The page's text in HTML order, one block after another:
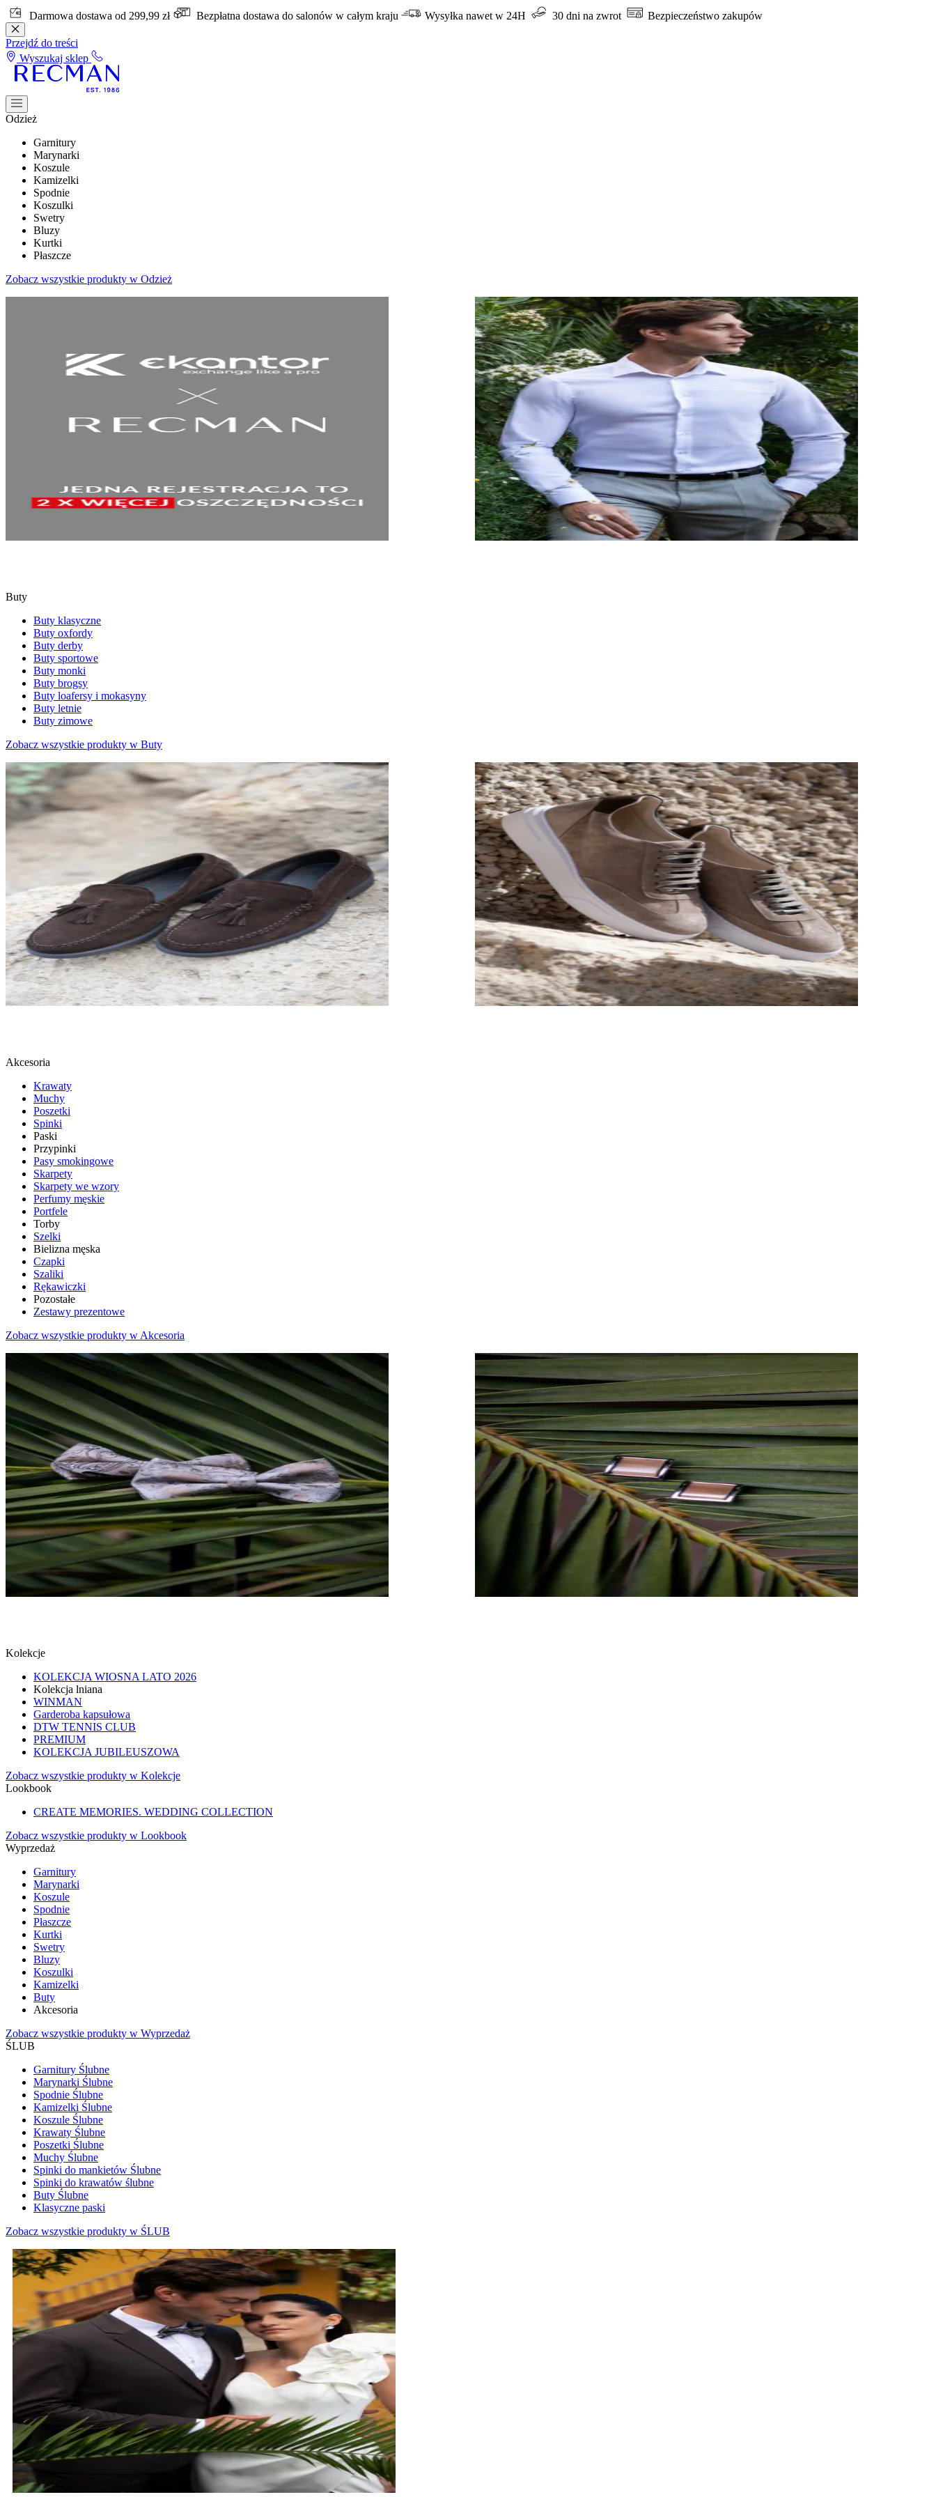
Darmowa dostawa od 299,99 zł Bezpłatna dostawa do salonów w całym kraju Wysyłka nawet w 24H 30 dni na zwrot Bezpieczeństwo zakupów
Przejdź do treści
Wyszukaj sklep
Odzież
Garnitury
Marynarki
Koszule
Kamizelki
Spodnie
Koszulki
Swetry
Bluzy
Kurtki
Płaszcze
Zobacz wszystkie produkty w Odzież
Buty
Buty klasyczne
Buty oxfordy
Buty derby
Buty sportowe
Buty monki
Buty brogsy
Buty loafersy i mokasyny
Buty letnie
Buty zimowe
Zobacz wszystkie produkty w Buty
Akcesoria
Krawaty
Muchy
Poszetki
Spinki
Paski
Przypinki
Pasy smokingowe
Skarpety
Skarpety we wzory
Perfumy męskie
Portfele
Torby
Szelki
Bielizna męska
Czapki
Szaliki
Rękawiczki
Pozostałe
Zestawy prezentowe
Zobacz wszystkie produkty w Akcesoria
Kolekcje
KOLEKCJA WIOSNA LATO 2026
Kolekcja lniana
WINMAN
Garderoba kapsułowa
DTW TENNIS CLUB
PREMIUM
KOLEKCJA JUBILEUSZOWA
Zobacz wszystkie produkty w Kolekcje
Lookbook
CREATE MEMORIES. WEDDING COLLECTION
Zobacz wszystkie produkty w Lookbook
Wyprzedaż
Garnitury
Marynarki
Koszule
Spodnie
Płaszcze
Kurtki
Swetry
Bluzy
Koszulki
Kamizelki
Buty
Akcesoria
Zobacz wszystkie produkty w Wyprzedaż
ŚLUB
Garnitury Ślubne
Marynarki Ślubne
Spodnie Ślubne
Kamizelki Ślubne
Koszule Ślubne
Krawaty Ślubne
Poszetki Ślubne
Muchy Ślubne
Spinki do mankietów Ślubne
Spinki do krawatów ślubne
Buty Ślubne
Klasyczne paski
Zobacz wszystkie produkty w ŚLUB